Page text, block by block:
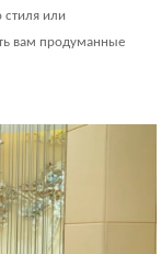
стиля или
вам продуманные